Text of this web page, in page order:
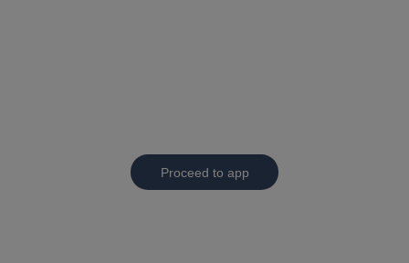
Proceed to app